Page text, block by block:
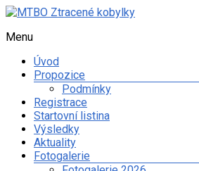
Skip
content
MTBO
Ztracené
kobylky
Web
organizaci
orientačního
závodu
Menu
Úvod
Propozice
Podmínky
Registrace
Startovní listina
Výsledky
Aktuality
Fotogalerie